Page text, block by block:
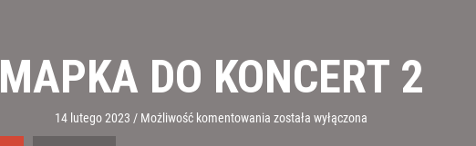
MAPKA DO KONCERT 2
14 lutego 2023 / Możliwość komentowania Mapka
została wyłączona